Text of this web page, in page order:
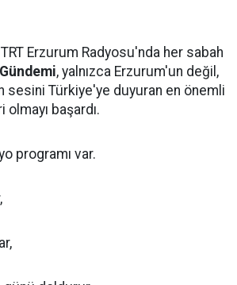
Erzurum Radyosu'nda her sabah
, yalnızca Erzurum'un değil,
sesini Türkiye'ye duyuran en önemli
başardı.
programı var.